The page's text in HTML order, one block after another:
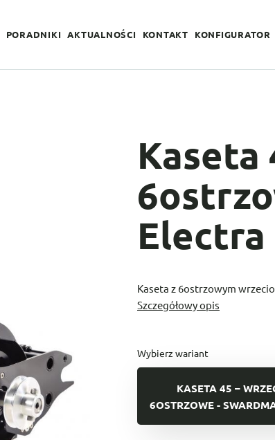
PORADNIKI AKTUALNOŚCI KONTAKT KONFIGURATOR
Kaseta
Electra
Kaseta z 6ostrzowym
Szczegółowy opis
Wybierz wariant
KASETA 45 –
6OSTRZOWE -